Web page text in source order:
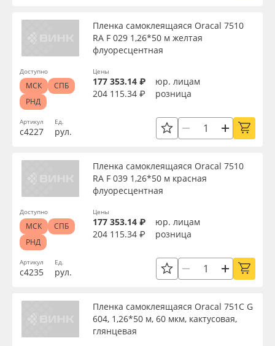
Избранное
8 800 550 7888
Москва
Упаковочные материалы
Оборудование и инструмент
Новинки ассортимента
Плёнка монтажная Oratape
ПЭТ листовой
ПЭТ бэклит
Вспененный ПВХ
Заготовки для сувениров
Материал
Клей
Цвет клея
Срок эксплуатации, лет
Упаковка
Артикул
с4227
Пленка самоклеящаяся Oracal 7510
RA F 029 1,26*50 м желтая
флуоресцентная
Ед.
рул.
Цены
177 353.14 ₽
юр. лицам
204 115.34 ₽
розница
Доступно
МСК
СПБ
РНД
Артикул
с4235
Пленка самоклеящаяся Oracal 7510
RA F 039 1,26*50 м красная
флуоресцентная
Ед.
рул.
Цены
177 353.14 ₽
юр. лицам
204 115.34 ₽
розница
Доступно
МСК
СПБ
РНД
Пленка самоклеящаяся Oracal 751C G
604, 1,26*50 м, 60 мкм, кактусовая,
глянцевая